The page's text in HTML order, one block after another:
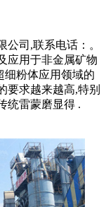
司,联系电话：。
应用于非金属矿物
细粉体应用领域的
要求越来越高,特别
统雷蒙磨显得 .